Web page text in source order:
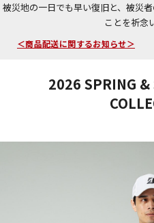
被災地の一日でも早い復旧と、被災
ことを祈念
＜商品配送に関するお知らせ＞
＜夏季休暇中のご注文・発送・お問
2026 SPRING &